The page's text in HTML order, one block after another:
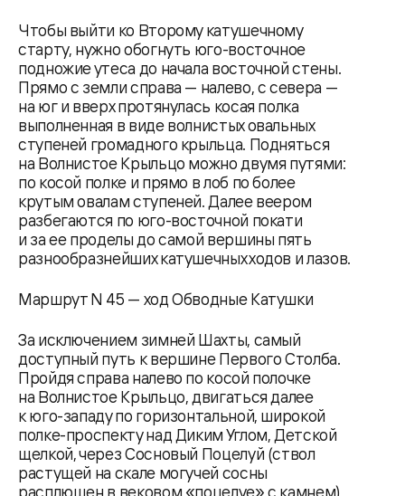
Чтобы выйти ко Второму катушечному
старту, нужно обогнуть юго-восточное
подножие утеса до начала восточной стены.
Прямо с земли справа — налево, с севера —
на юг и вверх протянулась косая полка
выполненная в виде волнистых овальных
ступеней громадного крыльца. Подняться
на Волнистое Крыльцо можно двумя путями:
по косой полке и прямо в лоб по более
крутым овалам ступеней. Далее веером
разбегаются по юго-восточной покати
и за ее проделы до самой вершины пять
разнообразнейших катушечных ходов и лазов.
Маршрут N 45 — ход Обводные Катушки
За исключением зимней Шахты, самый
доступный путь к вершине Первого Столба.
Пройдя справа налево по косой полочке
на Волнистое Крыльцо, двигаться далее
к юго-западу по горизонтальной, широкой
полке-проспекту над Диким Углом, Детской
щелкой, через Сосновый Поцелуй (ствол
растущей на скале могучей сосны
расплющен в вековом «поцелуе» с камнем)